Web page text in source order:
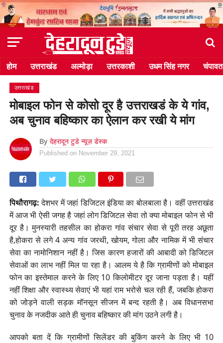
होम उत्तराखंड अल्मोड़ा उत्तरकाशी उधम सिंह नगर चंपावत
उत्तराखंड
मोबाइल फोन से कोसो दूर है उत्तराखडं के ये गांव,
अब चुनाव बहिष्कार का ऐलान कर रखी ये मांग
By देहरादून टुडे न्यूज़ डेस्क
Published on November 29, 2021
पिथौरागढ़:देशभर में जहां डिजिटल इंडिया का बोलबाला है। वहीं उत्तराखंड
में आज भी ऐसी जगह है जहां लोग डिजिटल सेवा तो क्या मोबाइल फोन से भी
दूर है। मुनस्यारी तहसील का होकरा गांव संचार सेवा से पूरी तरह अछूता
है,होकरा से लगे 4 अन्य गांव जरथी, खोयम, गोला और नामिक में भी संचार
सेवा का नामोनिशान नहीं है। जिस कारण हजारों की आबादी को डिजिटल
सेवाओं का लाभ नहीं मिल पा रहा है। आलम ये है कि ग्रामीणों को मोबाइल
फोन का इस्तेमाल करने के लिए 10 किलोमीटर दूर जाना पड़ता है। यहीं
नहीं शिक्षा और स्वास्थ्य सेवाएं भी यहां राम भरोसे चल रही हैं, जबकि होकरा
को जोड़ने वाली सड़क मॉनसून सीजन में बन्द रहती है। अब विधानसभा
चुनाव के नजदीक आते ही चुनाव बहिष्कार की मांग उठने लगी है।
आपको बता दें कि ग्रामीणों सिलेंडर की बुकिंग करने के लिए भी 10